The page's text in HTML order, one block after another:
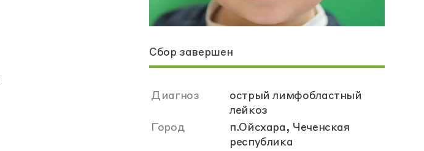
Сбор завершен
Диагноз
острый лимфобластный
лейкоз
Город
п.Ойсхара, Чеченская
республика